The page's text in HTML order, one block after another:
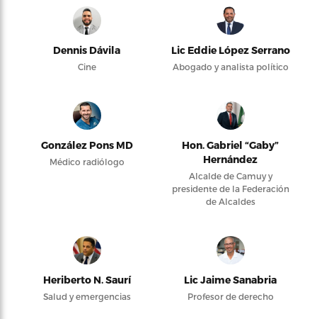
Dennis Dávila
Cine
Lic Eddie López Serrano
Abogado y analista político
González Pons MD
Médico radiólogo
Hon. Gabriel “Gaby”
Hernández
Alcalde de Camuy y
presidente de la Federación
de Alcaldes
Heriberto N. Saurí
Salud y emergencias
Lic Jaime Sanabria
Profesor de derecho